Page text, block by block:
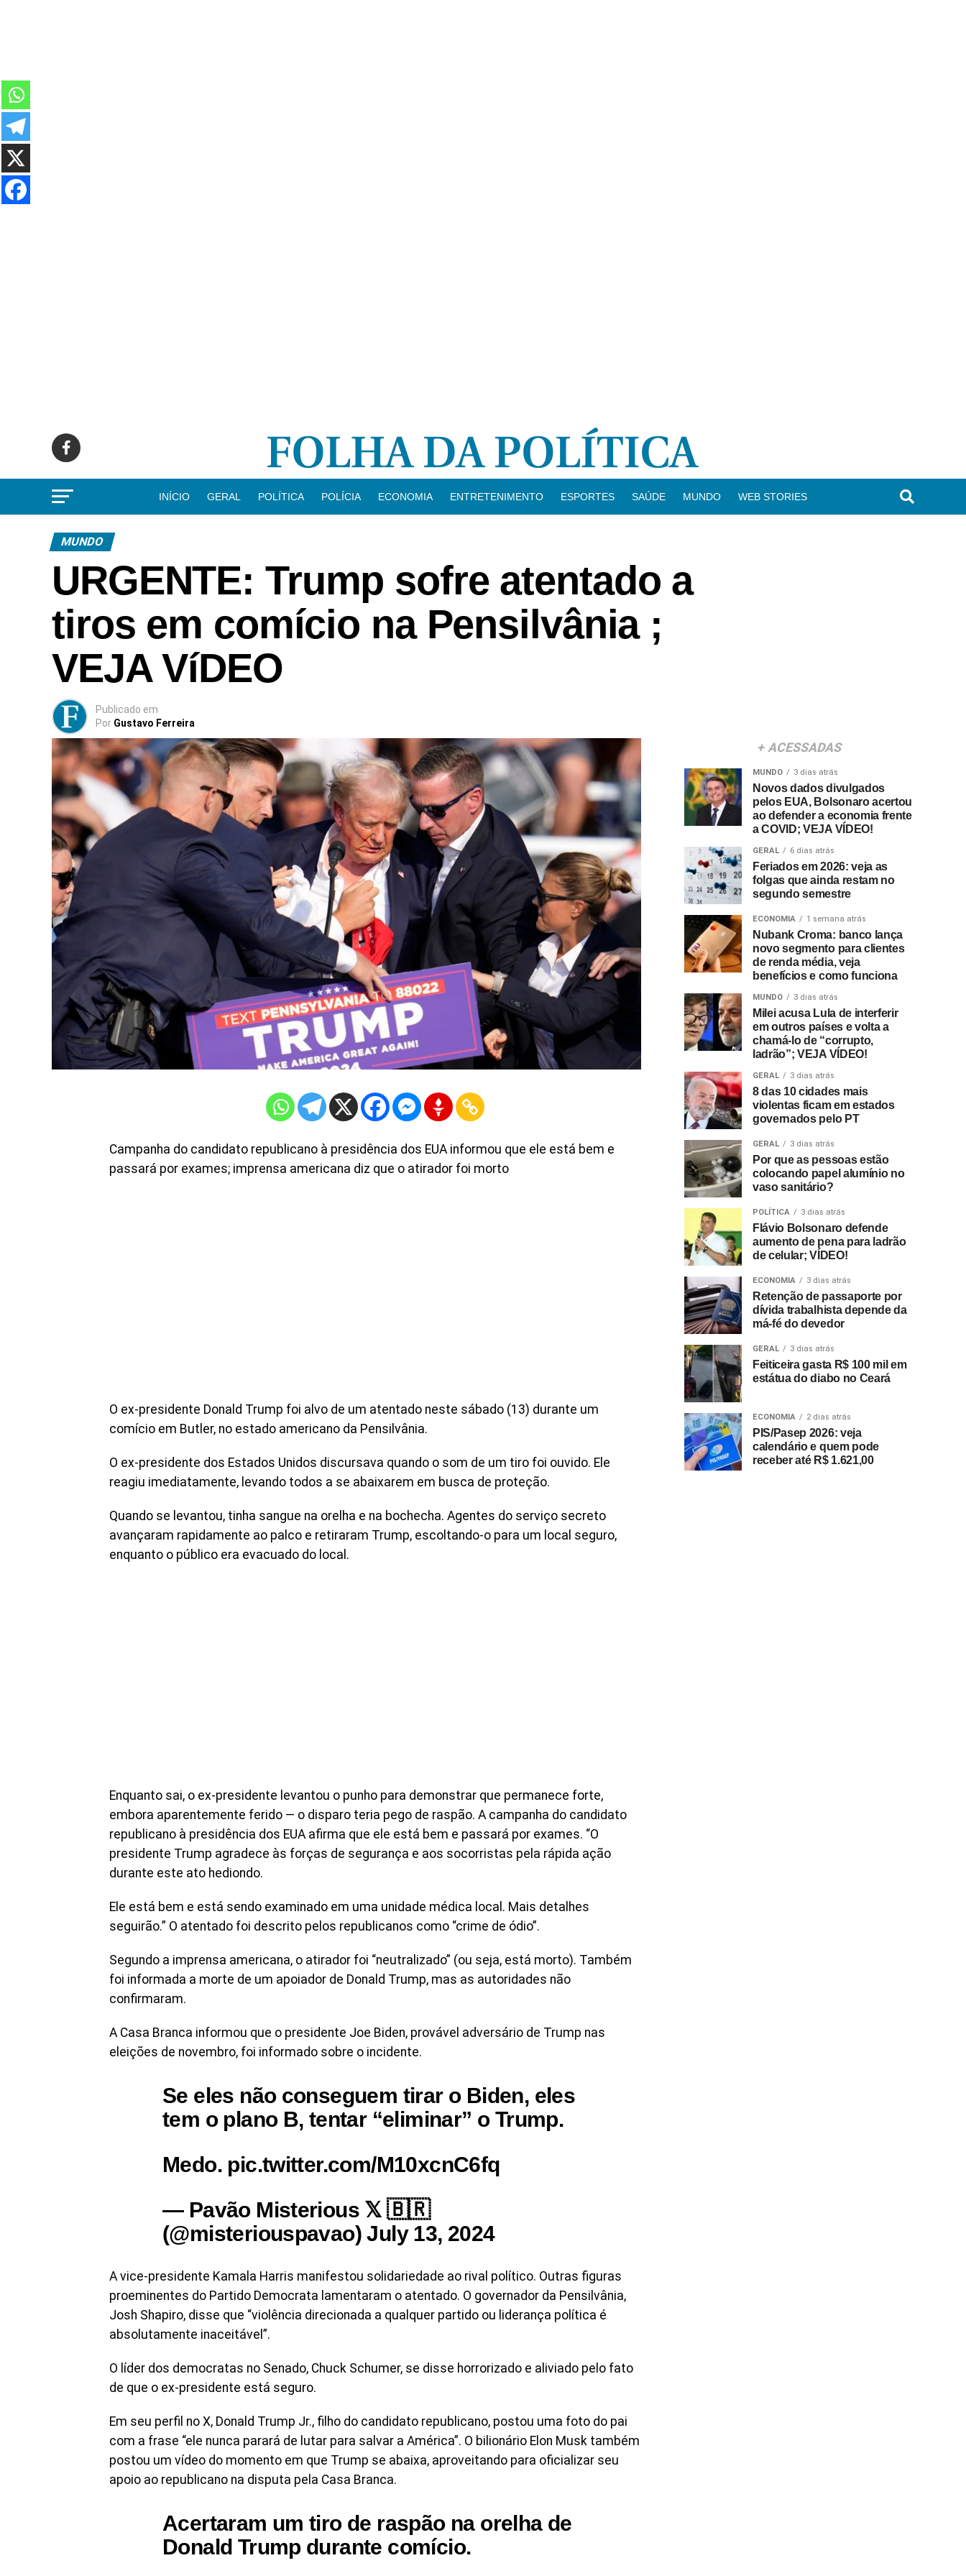
INÍCIO GERAL POLÍTICA POLÍCIA ECONOMIA ENTRETENIMENTO ESPORTES SAÚDE MUNDO WEB STORIES
MUNDO
URGENTE: Trump sofre atentado a
tiros em comício na Pensilvânia ;
VEJA VíDEO
Publicado em
Por Gustavo Ferreira
Campanha do candidato republicano à presidência dos EUA informou que ele está bem e
passará por exames; imprensa americana diz que o atirador foi morto
O ex-presidente Donald Trump foi alvo de um atentado neste sábado (13) durante um
comício em Butler, no estado americano da Pensilvânia.
O ex-presidente dos Estados Unidos discursava quando o som de um tiro foi ouvido. Ele
reagiu imediatamente, levando todos a se abaixarem em busca de proteção.
Quando se levantou, tinha sangue na orelha e na bochecha. Agentes do serviço secreto
avançaram rapidamente ao palco e retiraram Trump, escoltando-o para um local seguro,
enquanto o público era evacuado do local.
Enquanto sai, o ex-presidente levantou o punho para demonstrar que permanece forte,
embora aparentemente ferido — o disparo teria pego de raspão. A campanha do candidato
republicano à presidência dos EUA afirma que ele está bem e passará por exames. “O
presidente Trump agradece às forças de segurança e aos socorristas pela rápida ação
durante este ato hediondo.
Ele está bem e está sendo examinado em uma unidade médica local. Mais detalhes
seguirão.” O atentado foi descrito pelos republicanos como “crime de ódio”.
Segundo a imprensa americana, o atirador foi “neutralizado” (ou seja, está morto). Também
foi informada a morte de um apoiador de Donald Trump, mas as autoridades não
confirmaram.
A Casa Branca informou que o presidente Joe Biden, provável adversário de Trump nas
eleições de novembro, foi informado sobre o incidente.
Se eles não conseguem tirar o Biden, eles
tem o plano B, tentar “eliminar” o Trump.
Medo. pic.twitter.com/M10xcnC6fq
— Pavão Misterious 𝕏 🇧🇷
(@misteriouspavao) July 13, 2024
A vice-presidente Kamala Harris manifestou solidariedade ao rival político. Outras figuras
proeminentes do Partido Democrata lamentaram o atentado. O governador da Pensilvânia,
Josh Shapiro, disse que “violência direcionada a qualquer partido ou liderança política é
absolutamente inaceitável”.
O líder dos democratas no Senado, Chuck Schumer, se disse horrorizado e aliviado pelo fato
de que o ex-presidente está seguro.
Em seu perfil no X, Donald Trump Jr., filho do candidato republicano, postou uma foto do pai
com a frase “ele nunca parará de lutar para salvar a América”. O bilionário Elon Musk também
postou um vídeo do momento em que Trump se abaixa, aproveitando para oficializar seu
apoio ao republicano na disputa pela Casa Branca.
Acertaram um tiro de raspão na orelha de
Donald Trump durante comício.
+ ACESSADAS
MUNDO 3 dias atrás
Novos dados divulgados
pelos EUA, Bolsonaro acertou
ao defender a economia frente
a COVID; VEJA VÍDEO!
GERAL 6 dias atrás
Feriados em 2026: veja as
folgas que ainda restam no
segundo semestre
ECONOMIA 1 semana atrás
Nubank Croma: banco lança
novo segmento para clientes
de renda média, veja
benefícios e como funciona
MUNDO 3 dias atrás
Milei acusa Lula de interferir
em outros países e volta a
chamá-lo de “corrupto,
ladrão”; VEJA VÍDEO!
GERAL 3 dias atrás
8 das 10 cidades mais
violentas ficam em estados
governados pelo PT
GERAL 3 dias atrás
Por que as pessoas estão
colocando papel alumínio no
vaso sanitário?
POLÍTICA 3 dias atrás
Flávio Bolsonaro defende
aumento de pena para ladrão
de celular; VÍDEO!
ECONOMIA 3 dias atrás
Retenção de passaporte por
dívida trabalhista depende da
má-fé do devedor
GERAL 3 dias atrás
Feiticeira gasta R$ 100 mil em
estátua do diabo no Ceará
ECONOMIA 2 dias atrás
PIS/Pasep 2026: veja
calendário e quem pode
receber até R$ 1.621,00